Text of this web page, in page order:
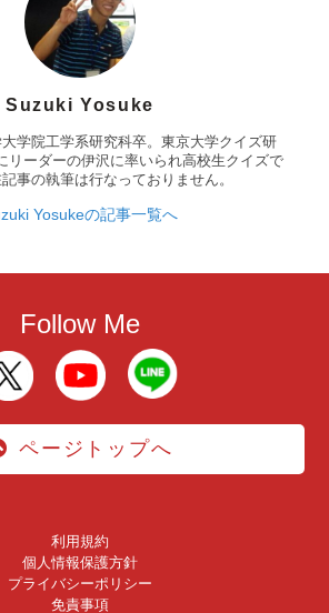
Suzuki Yosuke
学院工学系研究科卒。東京大学クイズ研
リーダーの伊沢に率いられ高校生クイズで
事の執筆は行なっておりません。
Yosukeの記事一覧へ
Follow Me
ページトップへ
利用規約
個人情報保護方針
プライバシーポリシー
免責事項